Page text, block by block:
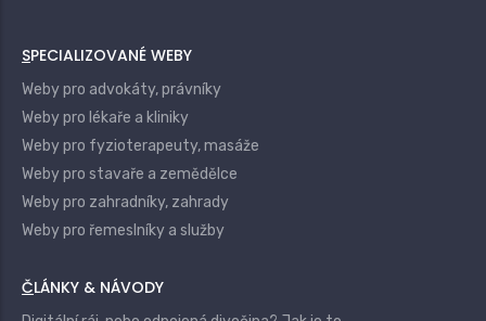
SPECIALIZOVANÉ WEBY
Weby pro advokáty, právníky
Weby pro lékaře a kliniky
Weby pro fyzioterapeuty, masáže
Weby pro stavaře a zemědělce
Weby pro zahradníky, zahrady
Weby pro řemeslníky a služby
ČLÁNKY & NÁVODY